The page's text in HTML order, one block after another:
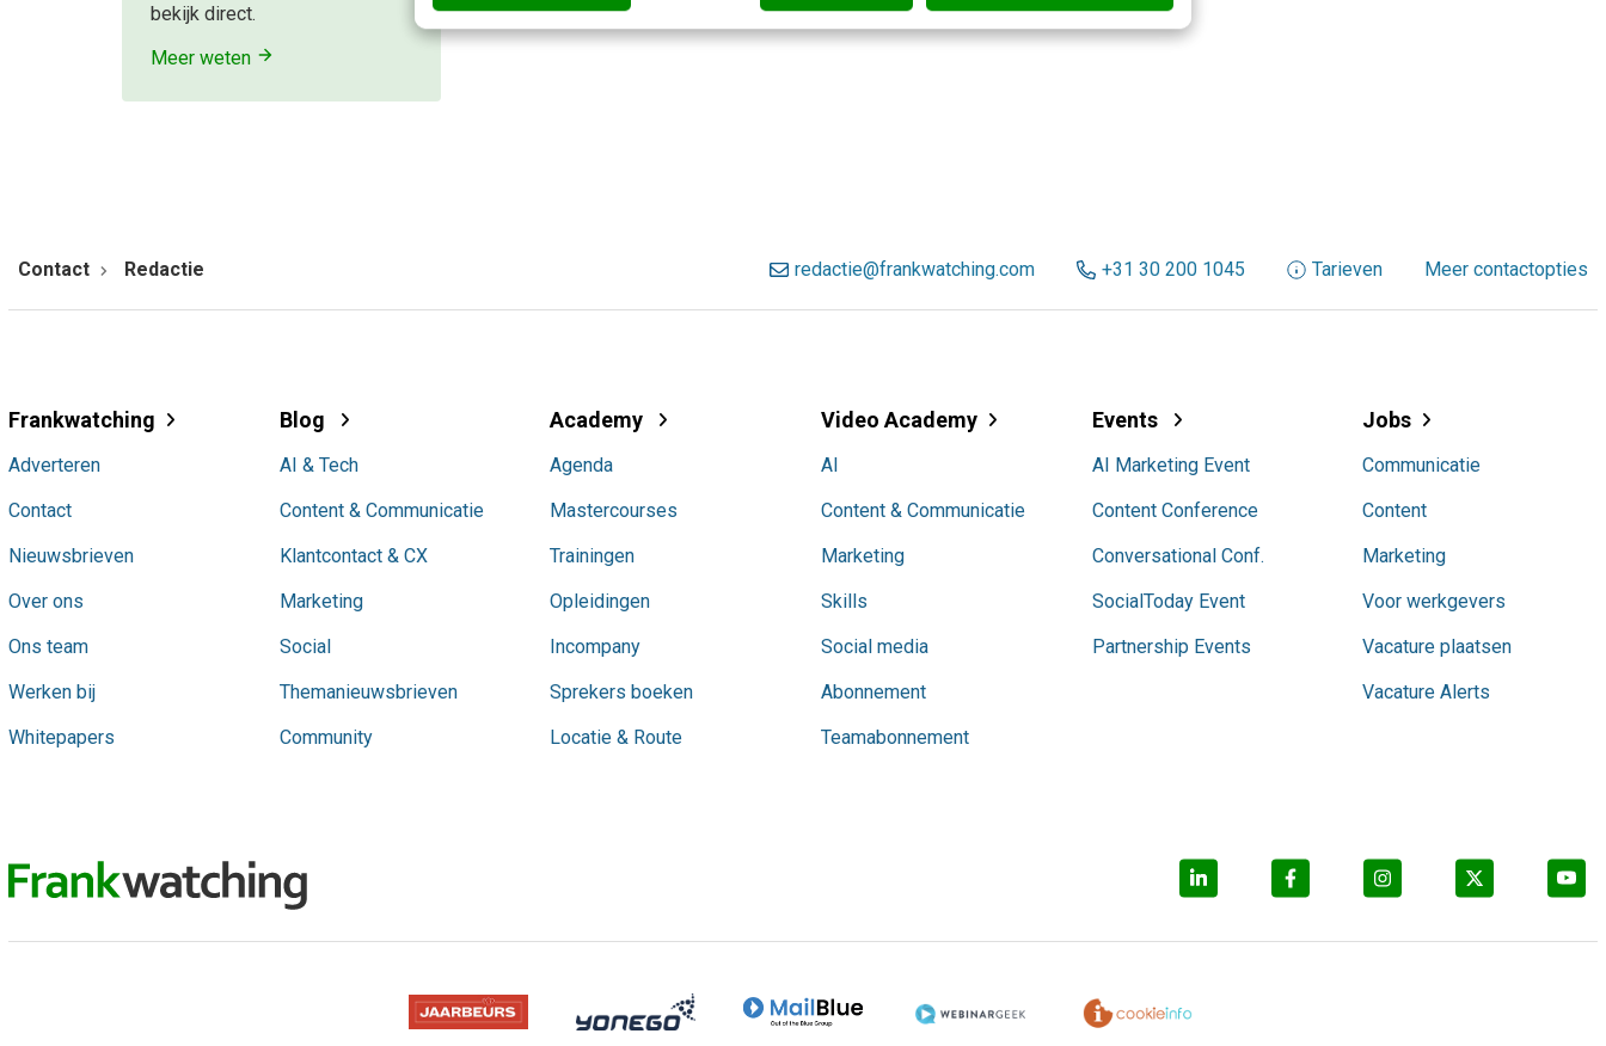
bekijk direct.
Meer weten
Contact Redactie redactie@frankwatching.com +31 30 200 1045 Tarieven Meer contactopties
Frankwatching
Adverteren
Contact
Nieuwsbrieven
Over ons
Ons team
Werken bij
Whitepapers
Blog
AI & Tech
Content & Communicatie
Klantcontact & CX
Marketing
Social
Themanieuwsbrieven
Community
Academy
Agenda
Mastercourses
Trainingen
Opleidingen
Incompany
Sprekers boeken
Locatie & Route
Video Academy
AI
Content & Communicatie
Marketing
Skills
Social media
Abonnement
Teamabonnement
Events
AI Marketing Event
Content Conference
Conversational Conf.
SocialToday Event
Partnership Events
Jobs
Communicatie
Content
Marketing
Voor werkgevers
Vacature plaatsen
Vacature Alerts